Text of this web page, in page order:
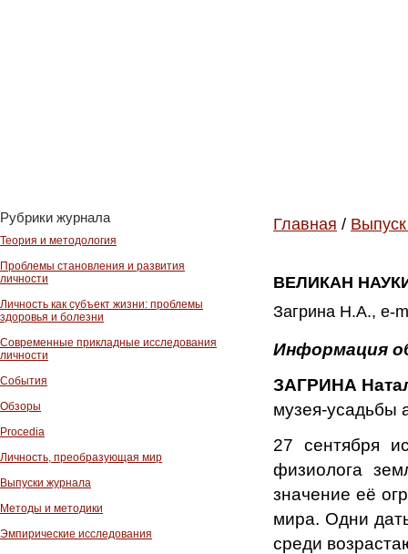
Рубрики журнала
Теория и методология
Проблемы становления и развития
личности
Личность как субъект жизни: проблемы
здоровья и болезни
Современные прикладные исследования
личности
События
Обзоры
Procedia
Личность, преобразующая мир
Выпуски журнала
Методы и методики
Эмпирические исследования
Главная /
ВЕЛИКАН
Загрина Н.А., e-
Информация
ЗАГРИНА
музея-усадьбы
27 сентября
физиолога
значение её
мира. Одни
среди